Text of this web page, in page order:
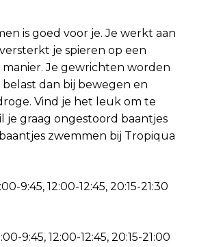
is goed voor je. Je werkt aan
je spieren op een
Je gewrichten worden
dan bij bewegen en
Vind je het leuk om te
je graag ongestoord baantjes
zwemmen bij Tropiqua
12:00-12:45, 20:15-21:30
12:00-12:45, 20:15-21:00